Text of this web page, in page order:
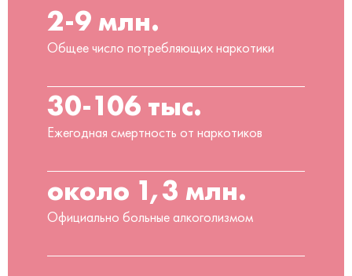
2-9 млн.
Общее число потребляющих наркотики
30-106 тыс.
Ежегодная смертность от наркотиков
около 1,3 млн.
Официально больные алкоголизмом